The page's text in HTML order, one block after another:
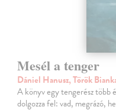
Mesél a tenger
Dániel Hanusz, Török
A könyv egy tengerész
dolgozza fel: vad, megrázó,